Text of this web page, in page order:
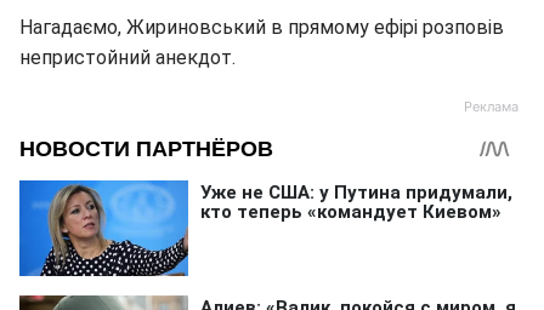
Нагадаємо, Жириновський в прямому ефірі розповів
непристойний анекдот.